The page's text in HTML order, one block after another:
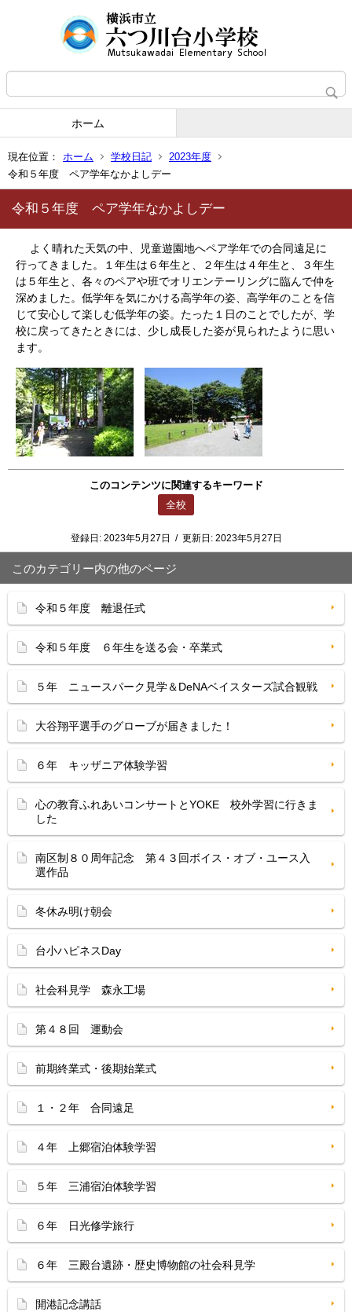
ホーム
現在位置： ホーム 学校日記
2023年度
令和５年度 ペア学年なかよしデー
令和５年度 ペア学年なかよしデー
よく晴れた天気の中、児童遊園地へペア学年での合同遠足に
行ってきました。１年生は６年生と、２年生は４年生と、３年生
は５年生と、各々のペアや班でオリエンテーリングに臨んで仲を
深めました。低学年を気にかける高学年の姿、高学年のことを信
じて安心して楽しむ低学年の姿。たった１日のことでしたが、学
校に戻ってきたときには、少し成長した姿が見られたように思い
ます。
このコンテンツに関連するキーワード
全校
登録日: 2023年5月27日 / 更新日: 2023年5月27日
このカテゴリー内の他のページ
令和５年度 離退任式
令和５年度 ６年生を送る会・卒業式
５年 ニュースパーク見学＆DeNAベイスターズ試合観戦
大谷翔平選手のグローブが届きました！
６年 キッザニア体験学習
心の教育ふれあいコンサートとYOKE 校外学習に行きま
した
南区制８０周年記念 第４３回ボイス・オブ・ユース入
選作品
冬休み明け朝会
台小ハピネスDay
社会科見学 森永工場
第４８回 運動会
前期終業式・後期始業式
１・２年 合同遠足
４年 上郷宿泊体験学習
５年 三浦宿泊体験学習
６年 日光修学旅行
６年 三殿台遺跡・歴史博物館の社会科見学
開港記念講話